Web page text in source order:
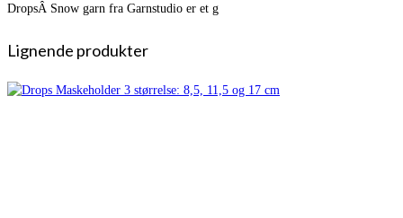
DropsÂ Snow garn fra Garnstudio er et g
Lignende produkter